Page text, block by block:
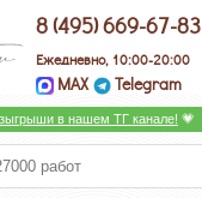
8 (495) 669-67-83
Ежедневно, 10:00-20:00
MAX Telegram
в нашем ТГ канале! 💗